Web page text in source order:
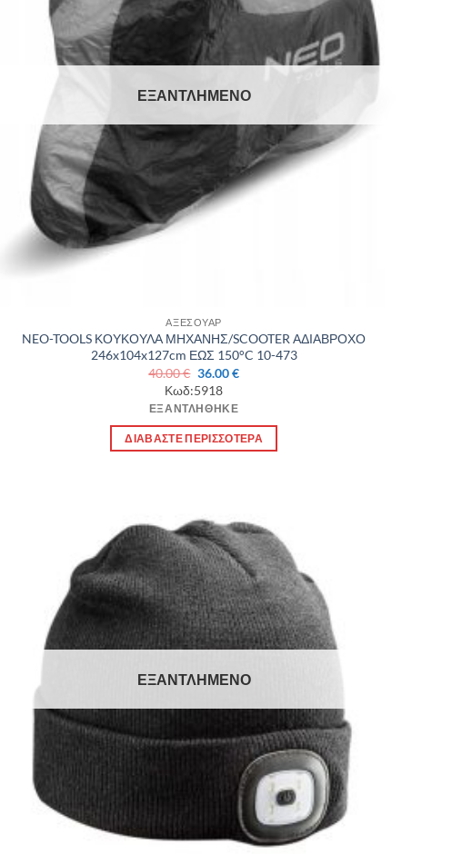
ΕΞΑΝΤΛΗΜΈΝΟ
ΑΞΕΣΟΥΑΡ
NEO-TOOLS ΚΟΥΚΟΥΛΑ ΜΗΧΑΝΗΣ/SCOOTER ΑΔΙΑΒΡΟΧΟ
246x104x127cm ΕΩΣ 150°C 10-473
40.00€ Original
price
was:
40.00 €.
36.00€Η
είναι:
36.00 €.
Κωδ:5918
ΕΞΑΝΤΛΉΘΗΚΕ
ΔΙΑΒΆΣΤΕ ΠΕΡΙΣΣΌΤΕΡΑ
ΕΞΑΝΤΛΗΜΈΝΟ